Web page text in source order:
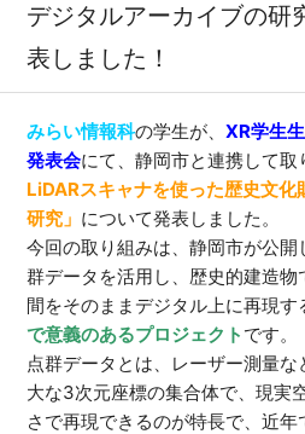
デジタルアーカイブの研
表しました！
みらい情報科の学生が、XR学生
発表会にて、静岡市と連携して取
LiDARスキャナを使った歴史文
研究」 について発表しました。
今回の取り組みは、静岡市が公開
群データを活用し、歴史的建造
間をそのままデジタル上に再現す
で意義のあるプロジェクト です。
点群データとは、レーザー測量
大な3次元座標の集合体で、現実
さで再現できるのが特長で、近